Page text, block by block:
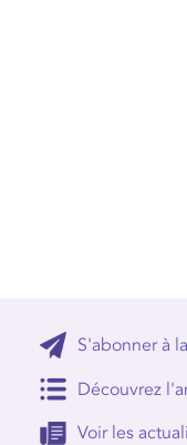
S'abonner à
Découvrez
Voir les